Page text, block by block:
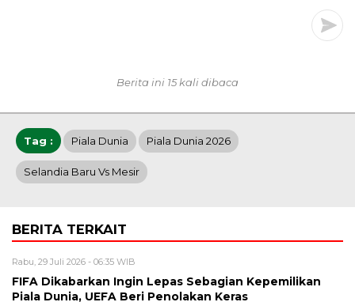
Berita ini 15 kali dibaca
Tag : Piala Dunia Piala Dunia 2026
Selandia Baru Vs Mesir
BERITA TERKAIT
Rabu, 29 Juli 2026 - 06:35 WIB
FIFA Dikabarkan Ingin Lepas Sebagian Kepemilikan
Piala Dunia, UEFA Beri Penolakan Keras